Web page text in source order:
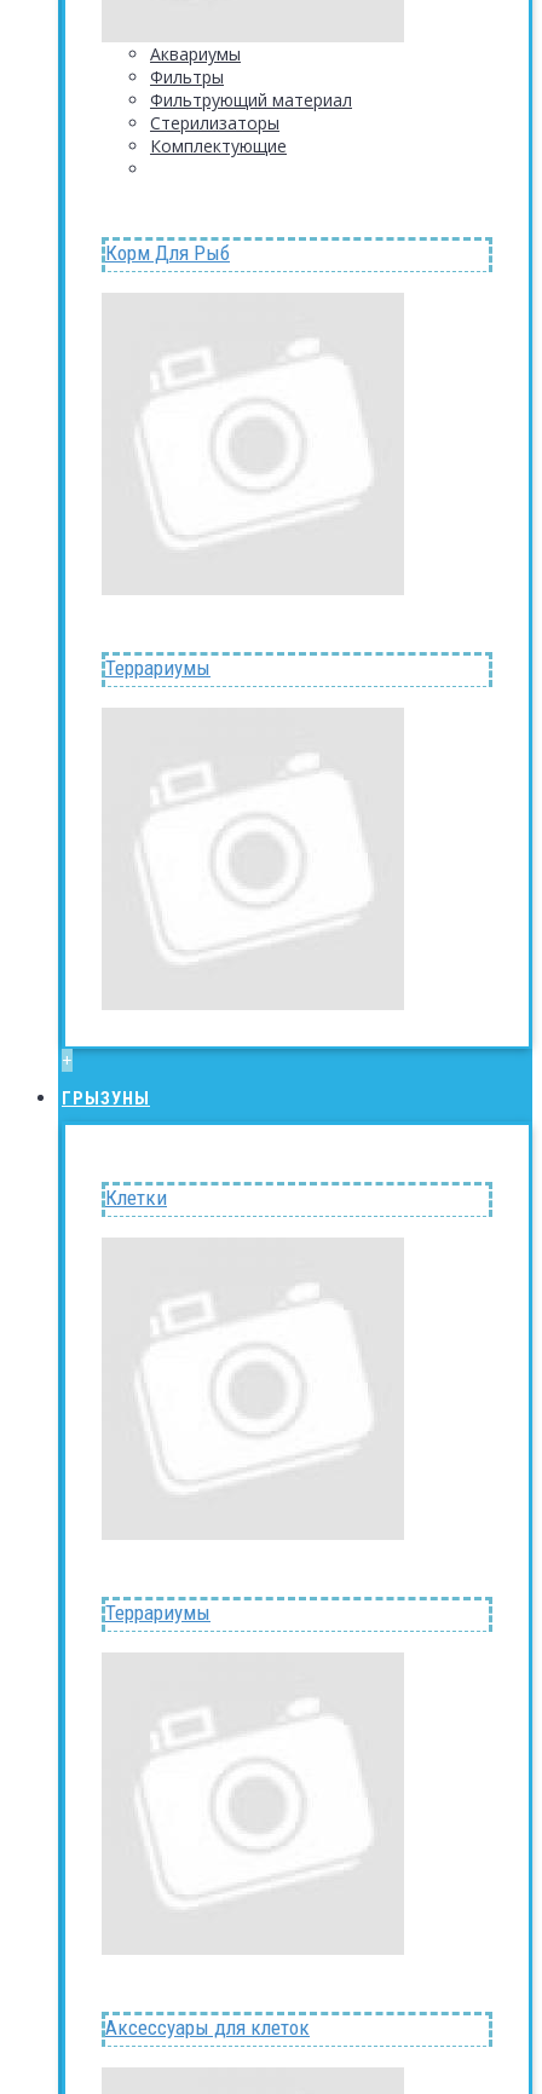
Аквариумы
Фильтры
Фильтрующий материал
Стерилизаторы
Комплектующие
Корм Для Рыб
Террариумы
+
ГРЫЗУНЫ
Клетки
Террариумы
Аксессуары для клеток